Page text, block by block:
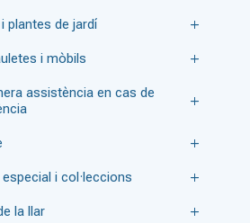
plantes de jardí
i mòbils
assistència en cas de
i col·leccions
la llar